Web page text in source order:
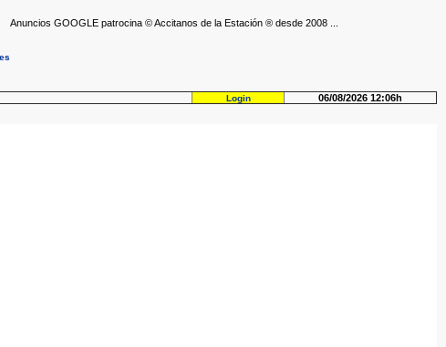
Anuncios GOOGLE patrocina © Accitanos de la Estación ® desde 2008 ...
Login 06/08/2026 12:06h